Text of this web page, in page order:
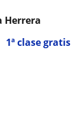
1ª clase gratis
Herrera